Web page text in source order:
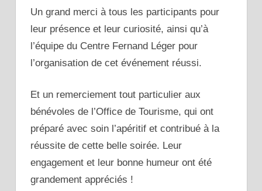
Un grand merci à tous les participants pour
leur présence et leur curiosité, ainsi qu’à
l’équipe du Centre Fernand Léger pour
l’organisation de cet événement réussi.
Et un remerciement tout particulier aux
bénévoles de l’Office de Tourisme, qui ont
préparé avec soin l’apéritif et contribué à la
réussite de cette belle soirée. Leur
engagement et leur bonne humeur ont été
grandement appréciés !